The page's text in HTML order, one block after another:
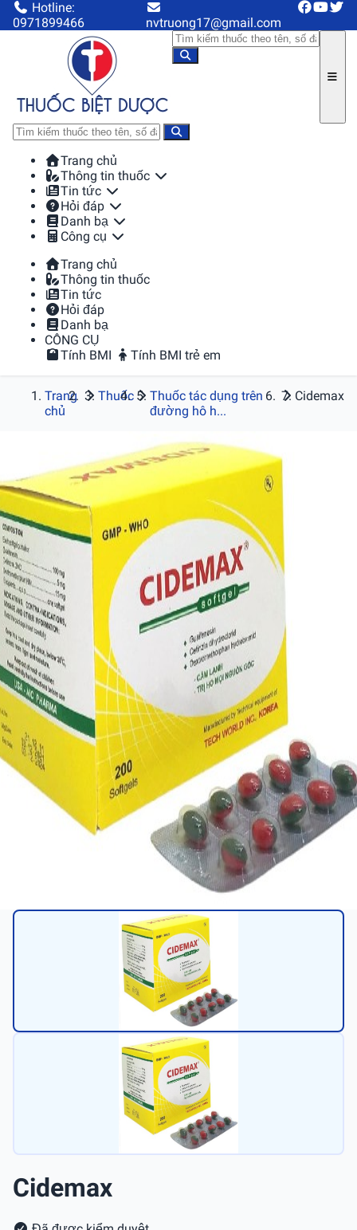
Hotline:
0971899466
nvtruong17@gmail.com
Trang chủ
Thông tin thuốc
Tin tức
Hỏi đáp
Danh bạ
Công cụ
Trang chủ
Thông tin thuốc
Tin tức
Hỏi đáp
Danh bạ
CÔNG CỤ
Tính BMI
Tính BMI trẻ em
Trang
chủ
Thuốc
Thuốc tác dụng trên
đường hô h...
Cidemax
Cidemax